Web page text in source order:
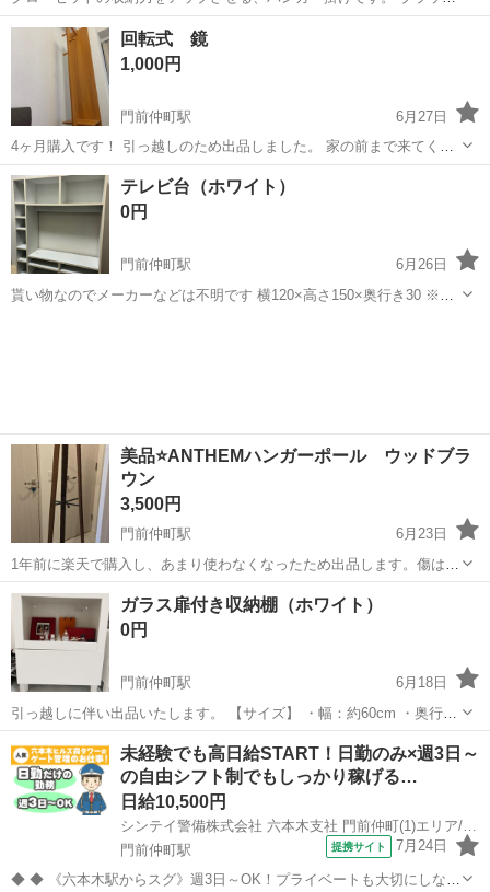
ク、2本セットでお譲りします。 幅：35.5cm
東京 江東区 門前仲町駅
回転式 鏡
1,000円
門前仲町駅
6月27日
4ヶ月購入です！ 引っ越しのため出品しました。 家の前まで来てくれ
るかたでお願い致します。
東京 江東区 門前仲町駅 ミラー/鏡
テレビ台（ホワイト）
0円
門前仲町駅
6月26日
貰い物なのでメーカーなどは不明です 横120×高さ150×奥行き30 ※目
美品⭐ANTHEMハンガーポール ウッドブラ
ウン
3,500円
門前仲町駅
6月23日
1年前に楽天で購入し、あまり使わなくなったため出品します。傷はほ
とんどないです！
東京 江東区 門前仲町駅 その他
ガラス扉付き収納棚（ホワイト）
0円
門前仲町駅
6月18日
引っ越しに伴い出品いたします。 【サイズ】 ・幅：約60cm ・奥行：
約42cm ・高さ：約74cm 【状態】 ・通常使用に伴う小傷や汚れがあ
ります。 ・ガラス扉が少し斜めに傾いており、閉める際は扉を少し上
に持ち上げてい...
東京 江東区 門前仲町駅 収納家具 ガラス
未経験でも高日給START！日勤のみ×週3日～
の自由シフト制でもしっかり稼げる…
日給10,500円
シンテイ警備株式会社 六本木支社 門前仲町(1)エリア/A3203200117
門前仲町駅
提携サイト 7月24日
◆ ◆ 《六本木駅からスグ》週3日～OK！プライベートも大切にしなが